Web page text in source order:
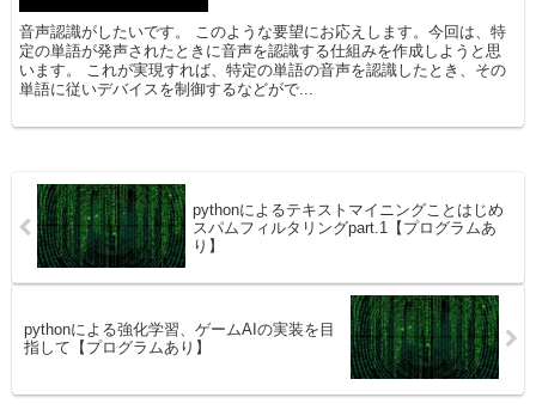
音声認識がしたいです。 このような要望にお応えします。今回は、特
定の単語が発声されたときに音声を認識する仕組みを作成しようと思
います。 これが実現すれば、特定の単語の音声を認識したとき、その
単語に従いデバイスを制御するなどがで...
pythonによるテキストマイニングことはじめ
スパムフィルタリングpart.1【プログラムあ
り】
pythonによる強化学習、ゲームAIの実装を目
指して【プログラムあり】